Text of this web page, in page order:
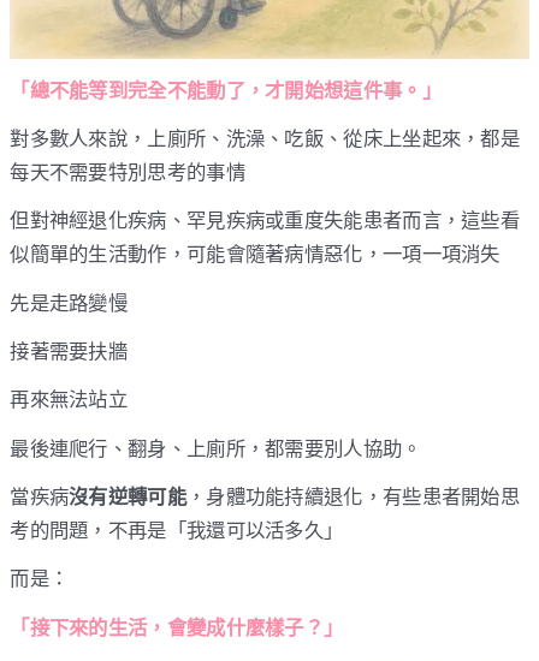
「總不能等到完全不能動了，才開始想這件事。」
對多數人來說，上廁所、洗澡、吃飯、從床上坐起來，都是
每天不需要特別思考的事情
但對神經退化疾病、罕見疾病或重度失能患者而言，這些看
似簡單的生活動作，可能會隨著病情惡化，一項一項消失
先是走路變慢
接著需要扶牆
再來無法站立
最後連爬行、翻身、上廁所，都需要別人協助。
當疾病沒有逆轉可能，身體功能持續退化，有些患者開始思
考的問題，不再是「我還可以活多久」
而是：
「接下來的生活，會變成什麼樣子？」